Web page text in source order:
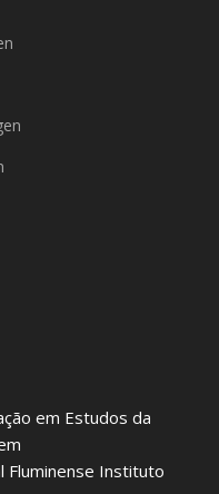
em Estudos da
Fluminense Instituto